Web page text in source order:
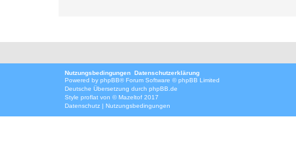
Nutzungsbedingungen Datenschutzerklärung
Powered by phpBB® Forum Software © phpBB Limited
Deutsche Übersetzung durch phpBB.de
Style proflat von ©Mazeltof 2017
Datenschutz | Nutzungsbedingungen